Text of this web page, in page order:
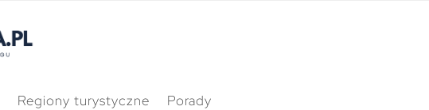
Regiony turystyczne Porady